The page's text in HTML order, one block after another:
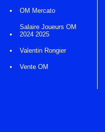
OM Mercato
Salaire Joueurs OM
2024 2025
Valentin Rongier
Vente OM